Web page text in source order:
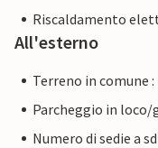
Riscaldamento
All'esterno
Terreno in comune :
Parcheggio in loco/
Numero di sedie a